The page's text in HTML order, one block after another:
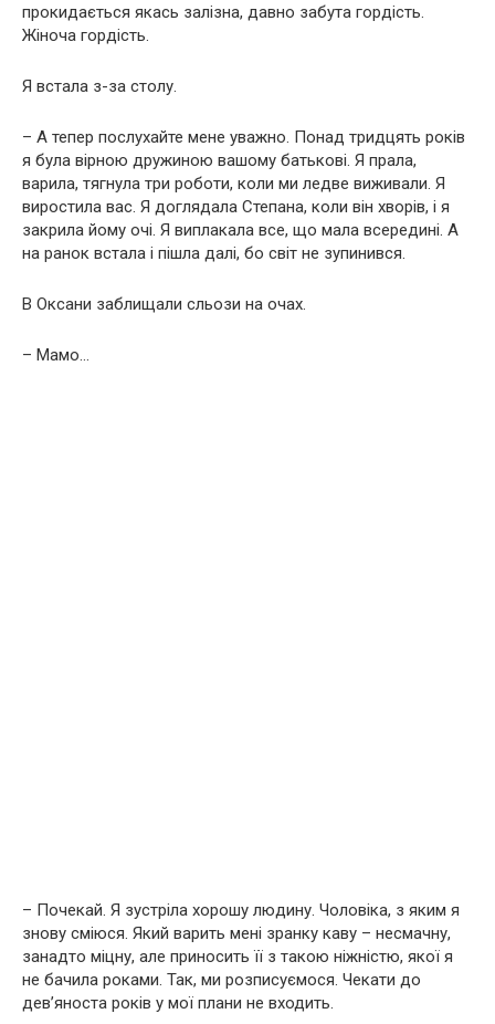
прокидається якась залізна, давно забута гордість.
Жіноча гордість.
Я встала з-за столу.
– А тепер послухайте мене уважно. Понад тридцять років
я була вірною дружиною вашому батькові. Я прала,
варила, тягнула три роботи, коли ми ледве виживали. Я
виростила вас. Я доглядала Степана, коли він хворів, і я
закрила йому очі. Я виплакала все, що мала всередині. А
на ранок встала і пішла далі, бо світ не зупинився.
В Оксани заблищали сльози на очах.
– Мамо…
– Почекай. Я зустріла хорошу людину. Чоловіка, з яким я
знову сміюся. Який варить мені зранку каву – несмачну,
занадто міцну, але приносить її з такою ніжністю, якої я
не бачила роками. Так, ми розписуємося. Чекати до
дев’яноста років у мої плани не входить.